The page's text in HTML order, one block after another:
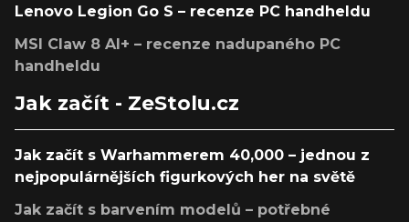
Lenovo Legion Go S – recenze PC handheldu
MSI Claw 8 AI+ – recenze nadupaného PC
handheldu
Jak začít - ZeStolu.cz
Jak začít s Warhammerem 40,000 – jednou z
nejpopulárnějších figurkových her na světě
Jak začít s barvením modelů – potřebné